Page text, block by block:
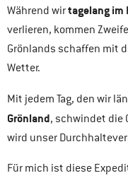
Während wirtagelang im
verlieren, kommen
Grönlands schaffen mit
Wetter.
Mit jedem Tag, den wir
Grönland, schwindet die
wird unser
Für mich ist diese